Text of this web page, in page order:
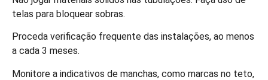
telas para bloquear sobras.
Proceda verificação frequente das instalações, ao menos
a cada 3 meses.
Monitore a indicativos de manchas, como marcas no teto,